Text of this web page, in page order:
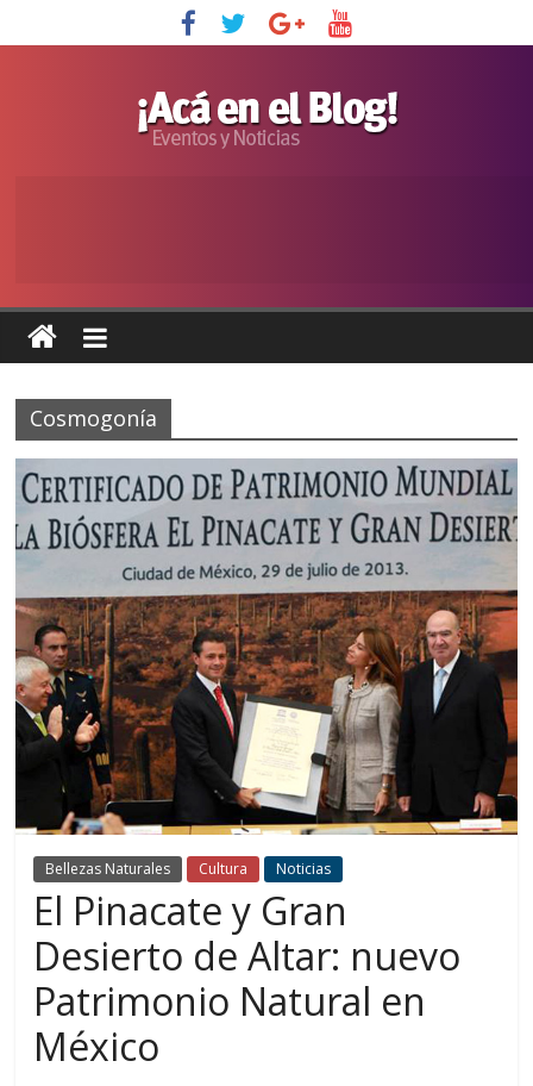
Cosmogonía
Bellezas Naturales Cultura Noticias
El Pinacate y Gran
Desierto de Altar: nuevo
Patrimonio Natural en
México